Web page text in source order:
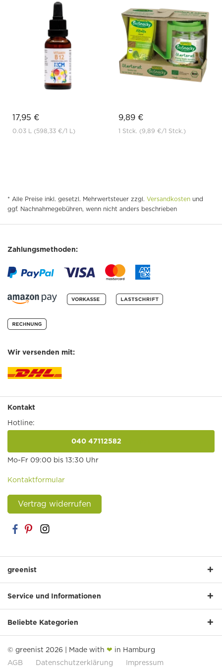
17,95 €
0.03 L (598,33 €/1 L)
9,89 €
1 Stck. (9,89 €/1 Stck.)
* Alle Preise inkl. gesetzl. Mehrwertsteuer zzgl. Versandkosten und
ggf. Nachnahmegebühren, wenn nicht anders beschrieben
Zahlungsmethoden:
Wir versenden mit:
Kontakt
Hotline:
040 47112582
Mo-Fr 09:00 bis 13:30 Uhr
Kontaktformular
Vertrag widerrufen
greenist
Service und Informationen
Beliebte Kategorien
© greenist 2026 | Made with ❤ in Hamburg
AGB
Datenschutzerklärung Impressum